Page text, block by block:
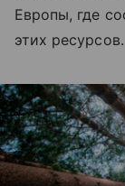
Европы, где
этих ресурсов.